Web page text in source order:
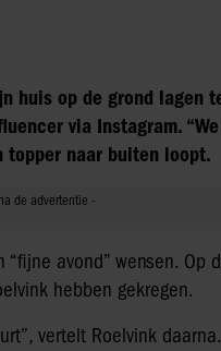
huis op de grond lagen
via Instagram.
topper naar buiten loopt.
avond” wensen. Op
hebben gekregen.
vertelt Roelvink